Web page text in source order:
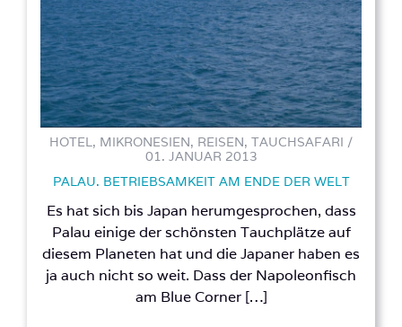
HOTEL, MIKRONESIEN, REISEN, TAUCHSAFARI /
01. JANUAR 2013
PALAU. BETRIEBSAMKEIT AM ENDE DER WELT
Es hat sich bis Japan herumgesprochen, dass
Palau einige der schönsten Tauchplätze auf
diesem Planeten hat und die Japaner haben es
ja auch nicht so weit. Dass der Napoleonfisch
am Blue Corner […]